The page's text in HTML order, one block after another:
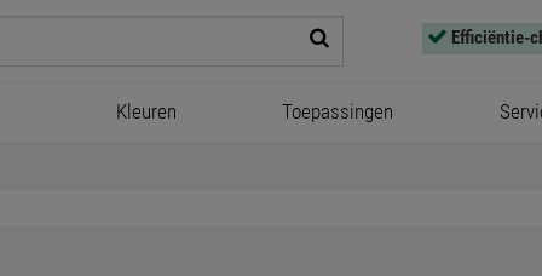
Efficiëntie-
Kleuren Toepassingen